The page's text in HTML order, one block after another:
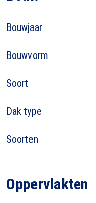
Bouwjaar
Bouwvorm
Soort
Dak type
Soorten
Oppervlakten